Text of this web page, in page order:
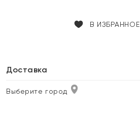
В ИЗБРАННОЕ
Доставка
Выберите город